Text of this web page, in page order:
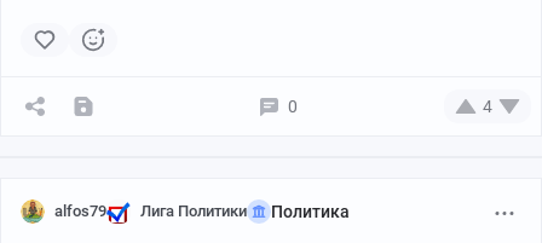
0 4
alfos79 Лига Политики Политика